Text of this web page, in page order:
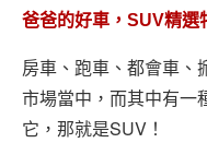
試車報導
專題報導
車型比拼
爸爸的好車，SUV精選
房車、跑車、都會車
市場當中，而其中有一
它，那就是SUV！